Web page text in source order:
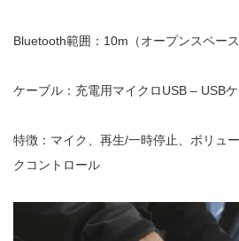
Bluetooth範囲：10m（オープンスペース
ケーブル：充電用マイクロUSB – USB
特徴：マイク、再生/一時停止、ボリュ
クコントロール